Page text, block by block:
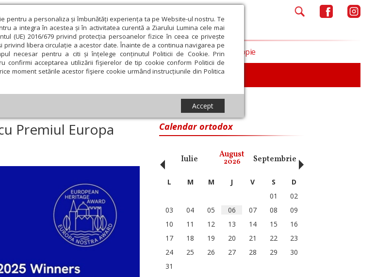
pentru a personaliza și îmbunătăți experiența ta pe Website-ul nostru. Te
a integra în acestea și în activitatea curentă a Ziarului Lumina cele mai
(UE) 2016/679 privind protecția persoanelor fizice în ceea ce privește
libera circulație a acestor date. Înainte de a continua navigarea pe
necesar pentru a citi și înțelege conținutul Politicii de Cookie. Prin
confirmi acceptarea utilizării fişierelor de tip cookie conform Politicii de
moment setările acestor fişiere cookie urmând instrucțiunile din Politica
Accept
Educaţie și Cultură
literară şi artistică Cultură Interviu
Societate Opinii Filantropie
distins cu Premiul Europa 2025
Premiul Europa
Calendar ortodox
Iulie August
2026 Septembrie Octombrie
‹ L M M J V S
D
01
02
03
04 05 06 07 08
09
10
11 12 13 14 15
16
17
18 19 20 21 22
23
24
25 26 27 28 29
30
31